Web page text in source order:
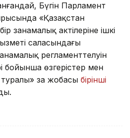
Бүгін Парламент
«Қазақстан
заңнамалық актілеріне ішкі
саласындағы
регламенттелуін
бойынша өзгерістер мен
заң жобасы бірінші